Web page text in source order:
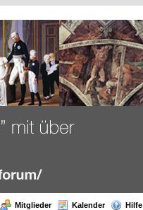
Mitglieder Kalender Hilfe